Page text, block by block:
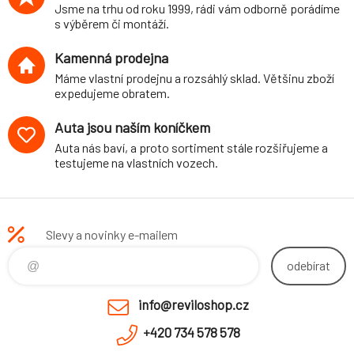
Jsme na trhu od roku 1999, rádi vám odborně porádíme
s výběrem či montáží.
Kamenná prodejna
Máme vlastní prodejnu a rozsáhlý sklad. Většinu zboží
expedujeme obratem.
Auta jsou naším koníčkem
Auta nás baví, a proto sortiment stále rozšiřujeme a
testujeme na vlastních vozech.
Slevy a novinky e-mailem
odebírat
info@reviloshop.cz
+420 734 578 578